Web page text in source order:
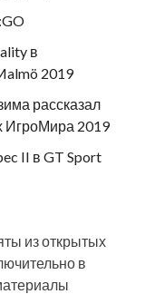
в
2019
рассказал
ИгроМира 2019
II в GT Sport
из открытых
в